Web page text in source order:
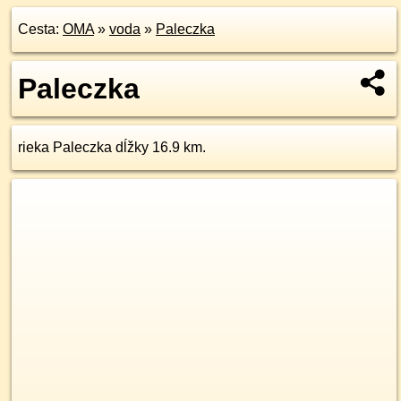
Cesta: OMA» voda » Paleczka
Paleczka
rieka Paleczka dĺžky 16.9 km.